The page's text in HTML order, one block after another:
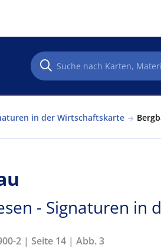
in der Wirtschaftskarte
- Signaturen in
2 | Seite 14 | Abb. 3